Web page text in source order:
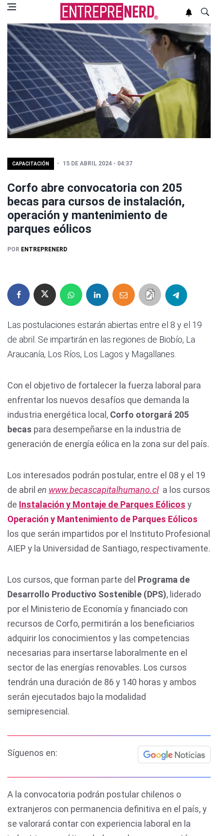
CAPACITACIÓN 15 DE ABRIL 2024 - 04:37
Corfo abre convocatoria con 205
becas para cursos de instalación,
operación y mantenimiento de
parques eólicos
POR ENTREPRENERD
Las postulaciones estarán abiertas entre el 8 y el 19
de abril. Se impartirán en las regiones de Biobío, La
Araucanía, Los Ríos, Los Lagos y Magallanes.
Con el objetivo de fortalecer la fuerza laboral para
enfrentar los nuevos desafíos que demanda la
industria energética local, Corfo otorgará 205
becas para desempeñarse en la industria de
generación de energía eólica en la zona sur del país.
Los interesados podrán postular, entre el 08 y el 19
de abril en www.becascapitalhumano.cla los cursos
de Instalación y Montaje de Parques Eólicos y
Operación y Mantenimiento de Parques Eólicos
los que serán impartidos por el Instituto Profesional
AIEP y la Universidad de Santiago, respectivamente.
Los cursos, que forman parte del Programa de
Desarrollo Productivo Sostenible (DPS), liderado
por el Ministerio de Economía y financiado con
recursos de Corfo, permitirán a los beneficiarios
adquirir los conocimientos y las competencias
necesarias para insertarse laboralmente en el
sector de las energías renovables. Los cursos
tendrán una duración de 86 y 140 horas y ambos
serán ejecutados bajo la modalidad
semipresencial.
Síguenos en:
A la convocatoria podrán postular chilenos o
extranjeros con permanencia definitiva en el país, y
se valorará contar con experiencia laboral en la